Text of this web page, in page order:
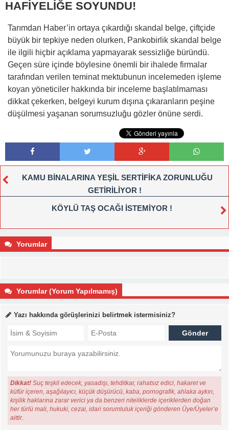
HAFİYELİĞE SOYUNDU!
Tarımdan Haber’in ortaya çıkardığı skandal belge, çiftçide
büyük bir tepkiye neden olurken, Pankobirlik skandal belge
ile ilgili hiçbir açıklama yapmayarak sessizliğe büründü.
Geçen süre içinde böylesine önemli bir ihalede firmalar
tarafından verilen teminat mektubunun incelemeden işleme
koyan yöneticiler hakkında bir inceleme başlatılmaması
dikkat çekerken, belgeyi kurum dışına çıkaranların peşine
düşülmesi yaşanan sorumsuzluğu gözler önüne serdi.
KAMU BİNALARINA YEŞİL SERTİFİKA ZORUNLUĞU
GETİRİLİYOR !
KÖYLÜ TAŞ OCAĞI İSTEMİYOR !
Yorumlar
Yorumlar (Yorum Yapılmamış)
Yazı hakkında görüşlerinizi belirtmek istermisiniz?
Dikkat! Suç teşkil edecek, yasadışı, tehditkar, rahatsız edici, hakaret ve
küfür içeren, aşağılayıcı, küçük düşürücü, kaba, pornografik, ahlaka aykırı,
kişilik haklarına zarar verici ya da benzeri niteliklerde içeriklerden doğan
her türlü mali, hukuki, cezai, idari sorumluluk içeriği gönderen Üye/Üyeler’e
aittir.